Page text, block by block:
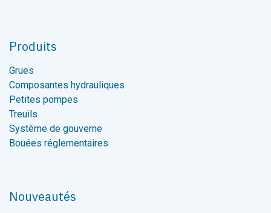
Produits
Grues
Composantes hydrauliques
Petites pompes
Treuils
Système de gouverne
Bouées réglementaires
Nouveautés